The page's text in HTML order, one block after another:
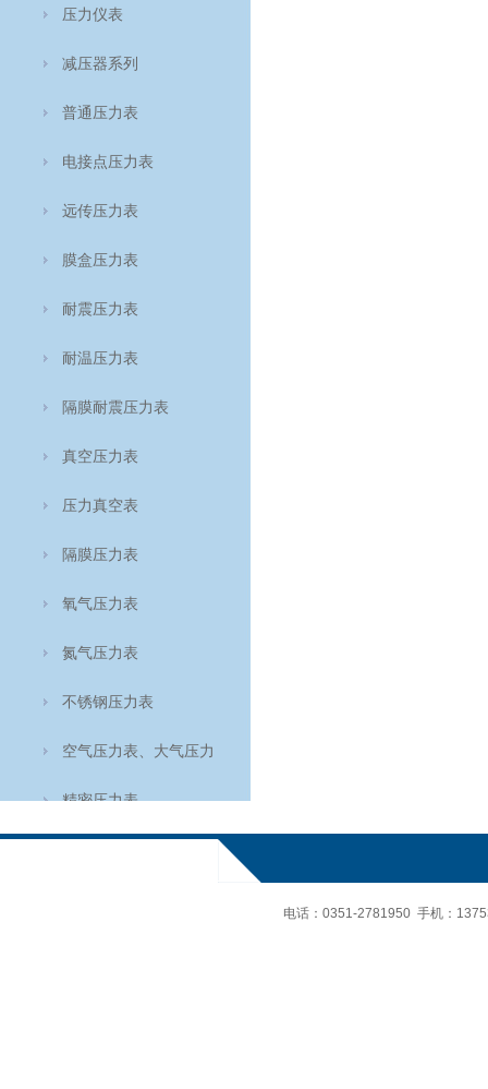
压力仪表
减压器系列
普通压力表
电接点压力表
远传压力表
膜盒压力表
耐震压力表
耐温压力表
隔膜耐震压力表
真空压力表
压力真空表
隔膜压力表
氧气压力表
氮气压力表
不锈钢压力表
空气压力表、大气压力
表、空盒气压计
精密压力表
电话： 0351-2781950 手机：